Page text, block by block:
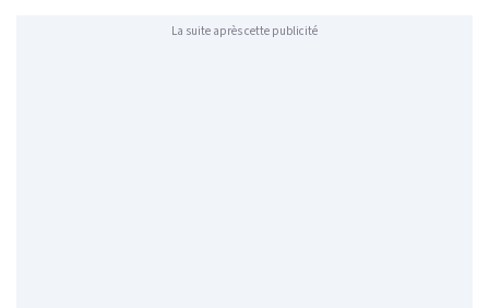
La suite après cette publicité